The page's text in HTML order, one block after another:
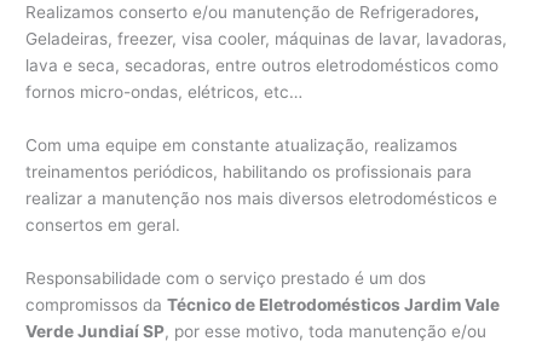
Realizamos conserto e/ou manutenção de Refrigeradores,
Geladeiras, freezer, visa cooler, máquinas de lavar, lavadoras,
lava e seca, secadoras, entre outros eletrodomésticos como
fornos micro-ondas, elétricos, etc…
Com uma equipe em constante atualização, realizamos
treinamentos periódicos, habilitando os profissionais para
realizar a manutenção nos mais diversos eletrodomésticos e
consertos em geral.
Responsabilidade com o serviço prestado é um dos
compromissos daTécnico de Eletrodomésticos Jardim Vale
Verde Jundiaí SP, por esse motivo, toda manutenção e/ou